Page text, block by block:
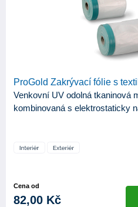
ProGold Zakrývací fólie s
Venkovní UV odolná tkaninová
kombinovaná s elektrostaticky
Cena od
82,00 Kč